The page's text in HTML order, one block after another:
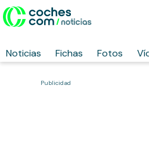
Noticias Fichas Fotos
Publicidad